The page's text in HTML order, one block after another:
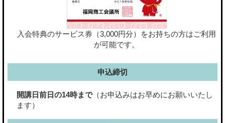
入会特典のサービス券（3,000円分）をお持ちの方はご利用
が可能です。
申込締切
開講日前日の14時まで（お申込みはお早めにお願いいたし
ます）